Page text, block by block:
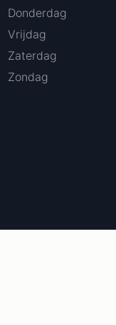
Donderdag
Vrijdag
Zaterdag
Zondag